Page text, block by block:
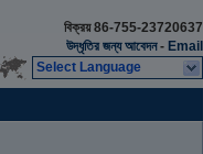
বিক্রয়86-755-23720637
উদ্ধৃতির জন্য আবেদন- Email
Select Language